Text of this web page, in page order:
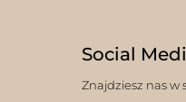
Social
Znajdziesz nas w